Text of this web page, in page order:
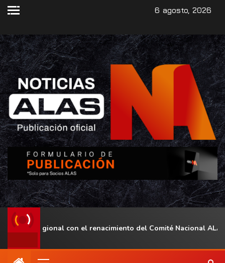
6 agosto, 2026
regional con el renacimiento del Comité Nacional ALAS